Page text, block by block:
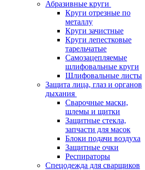
Абразивные круги
Круги отрезные по
металлу
Круги зачистные
Круги лепестковые
тарельчатые
Самозацепляемые
шлифовальные круги
Шлифовальные листы
Защита лица, глаз и органов
дыхания
Сварочные маски,
шлемы и щитки
Защитные стекла,
запчасти для масок
Блоки подачи воздуха
Защитные очки
Респираторы
Спецодежда для сварщиков